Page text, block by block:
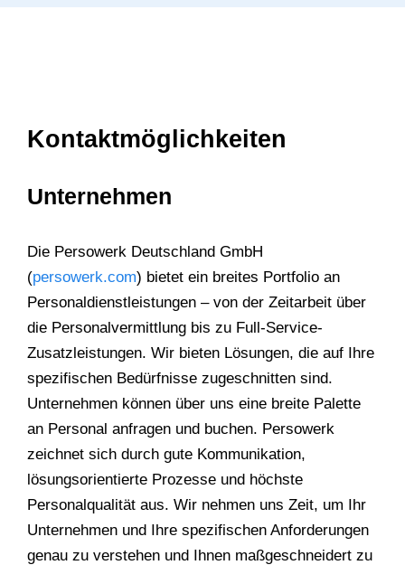
Kontaktmöglichkeiten
Unternehmen
Die Persowerk Deutschland GmbH
(persowerk.com) bietet ein breites Portfolio an
Personaldienstleistungen – von der Zeitarbeit über
die Personalvermittlung bis zu Full-Service-
Zusatzleistungen. Wir bieten Lösungen, die auf Ihre
spezifischen Bedürfnisse zugeschnitten sind.
Unternehmen können über uns eine breite Palette
an Personal anfragen und buchen. Persowerk
zeichnet sich durch gute Kommunikation,
lösungsorientierte Prozesse und höchste
Personalqualität aus. Wir nehmen uns Zeit, um Ihr
Unternehmen und Ihre spezifischen Anforderungen
genau zu verstehen und Ihnen maßgeschneidert zu